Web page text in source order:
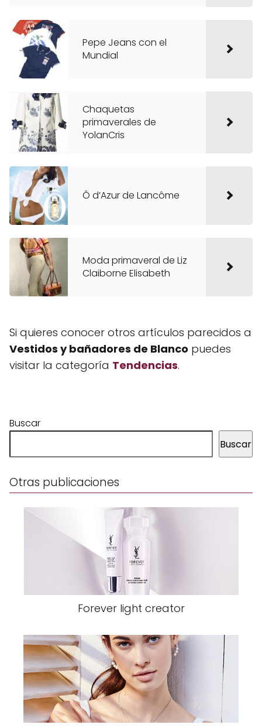
Pepe Jeans con el
Mundial
Chaquetas
primaverales de
YolanCris
Ô d’Azur de Lancôme
Moda primaveral de Liz
Claiborne Elisabeth
Si quieres conocer otros artículos parecidos a
Vestidos y bañadores de Blanco puedes
visitar la categoría Tendencias.
Buscar
Buscar
Otras publicaciones
Forever light creator